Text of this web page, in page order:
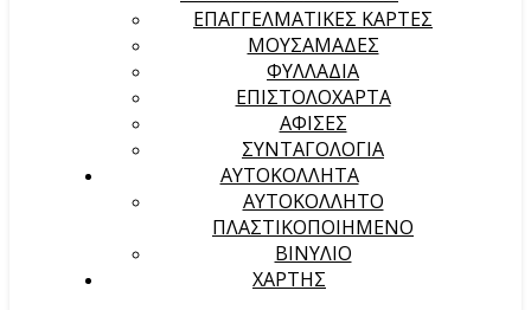
ΕΠΑΓΓΕΛΜΑΤΙΚΕΣ ΚΑΡΤΕΣ
ΜΟΥΣΑΜΑΔΕΣ
ΦΥΛΛΑΔΙΑ
ΕΠΙΣΤΟΛΟΧΑΡΤΑ
ΑΦΙΣΕΣ
ΣΥΝΤΑΓΟΛΟΓΙΑ
ΑΥΤΟΚΟΛΛΗΤΑ
ΑΥΤΟΚΟΛΛΗΤΟ
ΠΛΑΣΤΙΚΟΠΟΙΗΜΕΝΟ
ΒΙΝΥΛΙΟ
ΧΑΡΤΗΣ